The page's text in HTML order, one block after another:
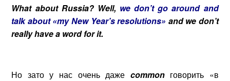
What about Russia? Well, we don’t go around and
talk about «my New Year’s resolutions» and we don’t
really have a word for it.
Но зато у нас очень даже commonговорить «в